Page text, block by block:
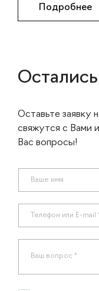
Подробнее
Оставьте заявку
свяжутся с Вами
Вас вопросы!